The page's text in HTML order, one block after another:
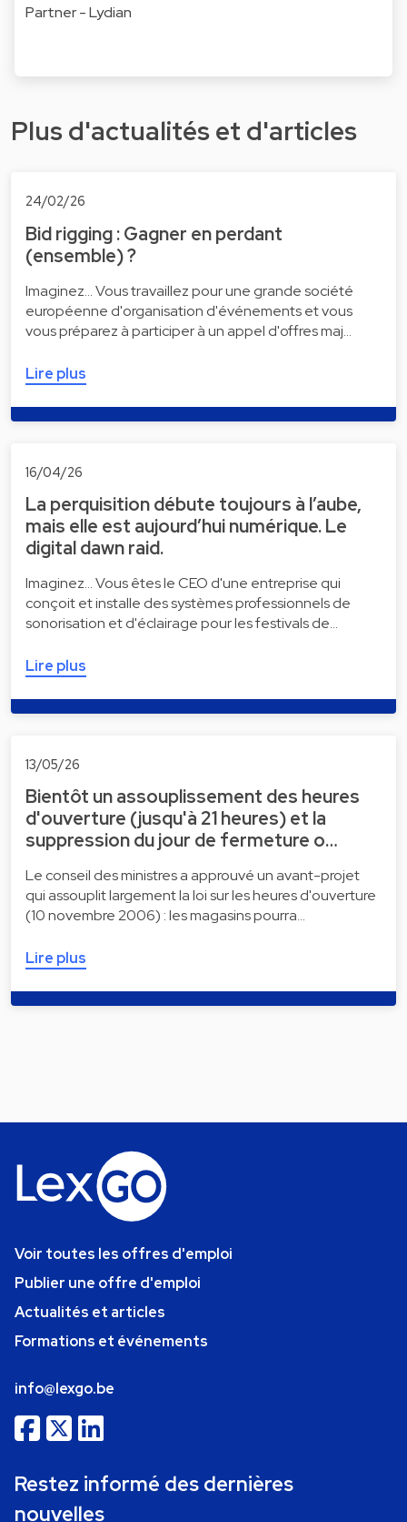
Partner - Lydian
Plus d'actualités et d'articles
24/02/26
Bid rigging : Gagner en perdant
(ensemble) ?
Imaginez... Vous travaillez pour une grande société
européenne d'organisation d'événements et vous
vous préparez à participer à un appel d'offres maj…
Lire plus
16/04/26
La perquisition débute toujours à l’aube,
mais elle est aujourd’hui numérique. Le
digital dawn raid.
Imaginez... Vous êtes le CEO d'une entreprise qui
conçoit et installe des systèmes professionnels de
sonorisation et d'éclairage pour les festivals de…
Lire plus
13/05/26
Bientôt un assouplissement des heures
d'ouverture (jusqu'à 21 heures) et la
suppression du jour de fermeture o…
Le conseil des ministres a approuvé un avant-projet
qui assouplit largement la loi sur les heures d'ouverture
(10 novembre 2006) : les magasins pourra…
Lire plus
Voir toutes les offres d'emploi
Publier une offre d'emploi
Actualités et articles
Formations et événements
info@lexgo.be
Restez informé des dernières
nouvelles